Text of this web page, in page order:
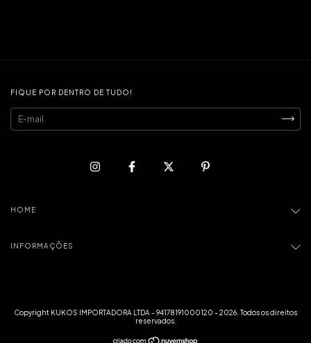
FIQUE POR DENTRO DE TUDO!
HOME
INFORMAÇÕES
Copyright KUKOS IMPORTADORA LTDA - 94178191000120 - 2026. Todos os direitos
reservados.